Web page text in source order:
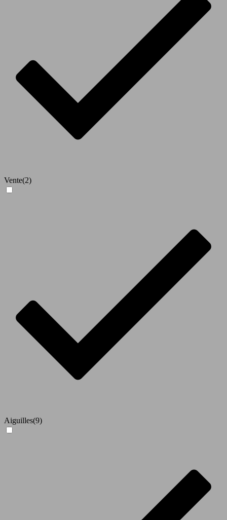
Vente(2)
Aiguilles(9)